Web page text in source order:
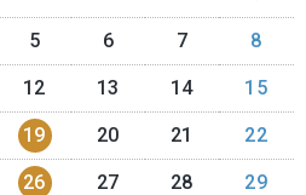
5 6 7 8
12 13 14 15
19 20 21 22
26 27 28 29